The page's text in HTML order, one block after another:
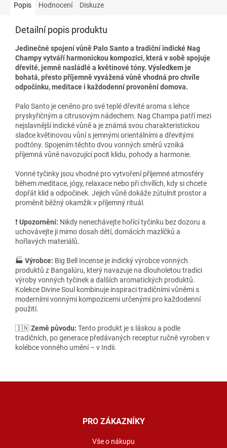
Popis Hodnocení Diskuze
Detailní popis produktu
Jedinečné spojení vůně Palo Santo a tradiční indické Nag
Champy vytváří harmonickou kompozici, která v sobě spojuje
dřevité, jemně nasládlé a květinové tóny. Výsledkem je
bohatá, přesto příjemně vyvážená vůně vhodná pro chvíle
odpočinku, meditace i každodenní provonění domova.
Palo Santo je ceněno pro své teplé dřevité aroma s lehce
pryskyřičným a citrusovým nádechem. Nag Champa patří mezi
nejslavnější indické vůně a je známá svou charakteristickou
sladce květinovou vůní s jemnými orientálními a dřevitými
podtóny. Spojením těchto dvou vonných směrů vzniká
příjemná vůně navozující pocit klidu, pohody a harmonie.
Vonné tyčinky jsou vhodné pro vytvoření příjemné atmosféry
během meditace, jógy, relaxace nebo při chvílích, kdy si chcete
dopřát klid a odpočinek. Jejich vůně dokáže zútulnit prostor a
proměnit běžný okamžik v příjemný rituál.
❗️ Upozornění: Nikdy nenechávejte hořící tyčinku bez dozoru a
uchovávejte ji mimo dosah dětí, domácích mazlíčků a
hořlavých materiálů.
🏭 Výrobce: Big Bell Incense je indický výrobce vonných
produktů z Bangalúru, který navazuje na dlouholetou tradici
výroby vonných tyčinek a dalších aromatických produktů.
Kolekce Divine Soul kombinuje inspiraci tradičními vůněmi s
moderními vonnými kompozicemi určenými pro každodenní
použití.
🇮🇳Země původu: Tento produkt je s láskou a podle
tradičních, po generace předávaných receptur ručně vyroben v
kolébce vonného umění – v Indii.
PRO ZÁKAZNÍKY
Vše o nákupu